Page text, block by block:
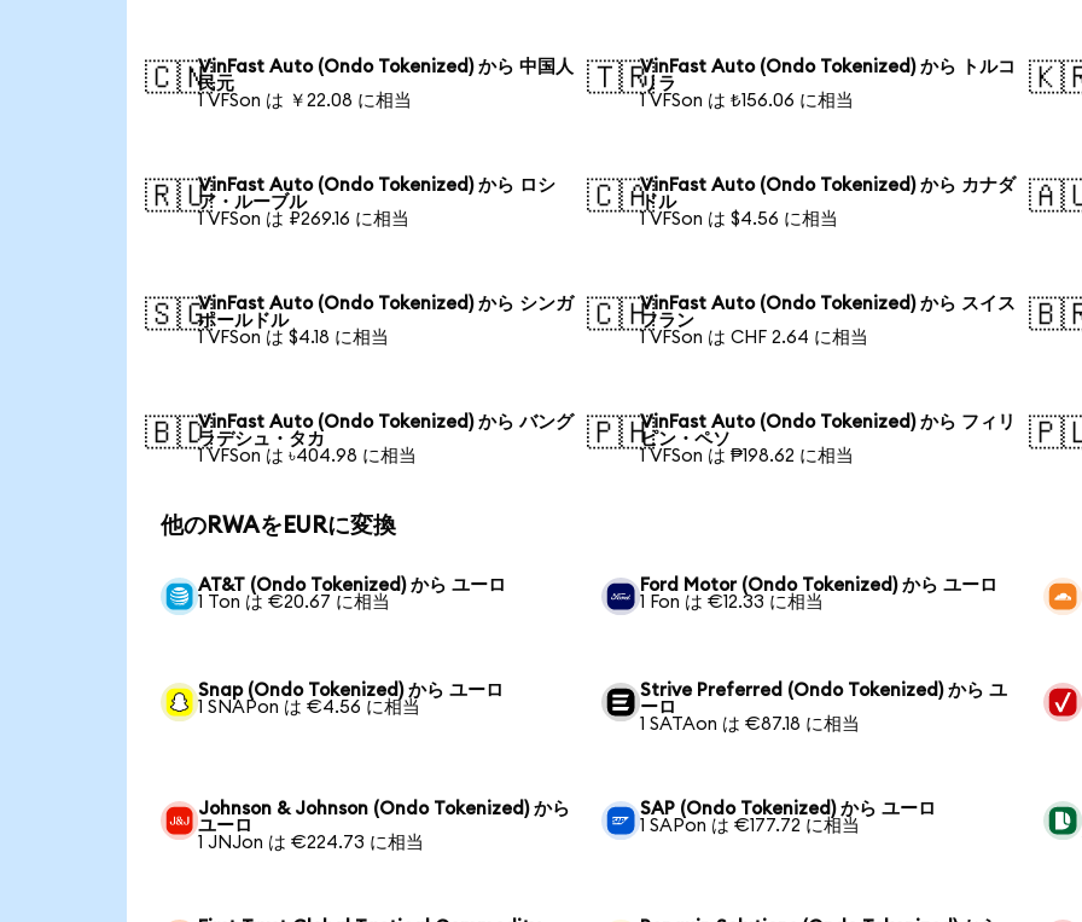
🇨🇳VinFast Auto (Ondo Tokenized) から 中国人
民元
1 VFSon は ￥22.08 に相当
🇹🇷VinFast Auto (Ondo Tokenized) から トルコ
リラ
1 VFSon は ₺156.06 に相当
🇷🇺VinFast Auto (Ondo Tokenized) から ロシ
ア・ルーブル
1 VFSon は ₽269.16 に相当
🇨🇦VinFast Auto (Ondo Tokenized) から カナダ
ドル
1 VFSon は $4.56 に相当
🇸🇬VinFast Auto (Ondo Tokenized) から シンガ
ポールドル
1 VFSon は $4.18 に相当
🇨🇭VinFast Auto (Ondo Tokenized) から スイス
フラン
1 VFSon は CHF 2.64 に相当
🇧🇩VinFast Auto (Ondo Tokenized) から バング
ラデシュ・タカ
1 VFSon は ৳404.98 に相当
🇵🇭VinFast Auto (Ondo Tokenized) から フィリ
ピン・ペソ
1 VFSon は ₱198.62 に相当
他のRWAをEURに変換
AT&T (Ondo Tokenized) から ユーロ
1 Ton は €20.67 に相当
Ford Motor (Ondo Tokenized) から ユーロ
1 Fon は €12.33 に相当
Snap (Ondo Tokenized) から ユーロ
1 SNAPon は €4.56 に相当
Strive Preferred (Ondo Tokenized) から ユ
ーロ
1 SATAon は €87.18 に相当
Johnson & Johnson (Ondo Tokenized) から
ユーロ
1 JNJon は €224.73 に相当
SAP (Ondo Tokenized) から ユーロ
1 SAPon は €177.72 に相当